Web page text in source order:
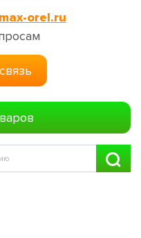
orel.ru